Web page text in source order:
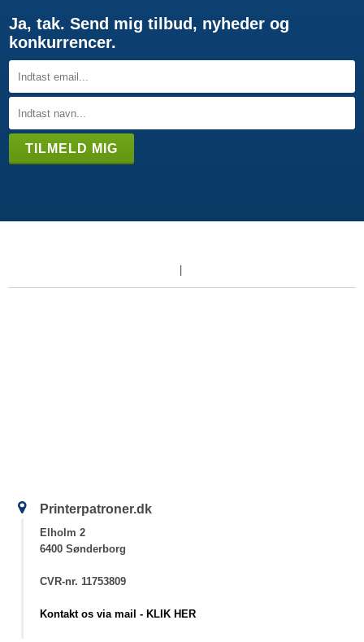
Ja, tak. Send mig tilbud, nyheder og
konkurrencer.
Printerpatroner.dk
Elholm 2
6400 Sønderborg
CVR-nr. 11753809
Kontakt os via mail - KLIK HER